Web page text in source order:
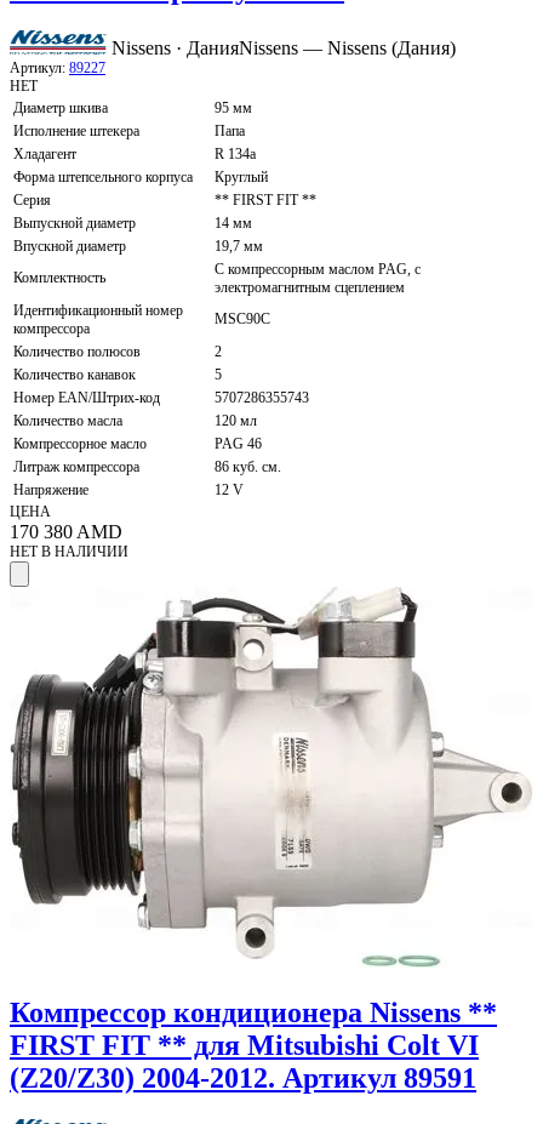
Nissens · ДанияNissens — Nissens (Дания)
Артикул: 89227
НЕТ
Диаметр шкива
95 мм
Исполнение штекера
Папа
Хладагент
R 134a
Форма штепсельного корпуса
Круглый
Серия
** FIRST FIT **
Выпускной диаметр
14 мм
Впускной диаметр
19,7 мм
Комплектность
С компрессорным маслом PAG, с
электромагнитным сцеплением
Идентификационный номер
компрессора
MSC90C
Количество полюсов
2
Количество канавок
5
Номер EAN/Штрих-код
5707286355743
Количество масла
120 мл
Компрессорное масло
PAG 46
Литраж компрессора
86 куб. см.
Напряжение
12 V
ЦЕНА
170 380 AMD
НЕТ В НАЛИЧИИ
Компрессор кондиционера Nissens **
FIRST FIT ** для Mitsubishi Colt VI
(Z20/Z30) 2004-2012. Артикул 89591